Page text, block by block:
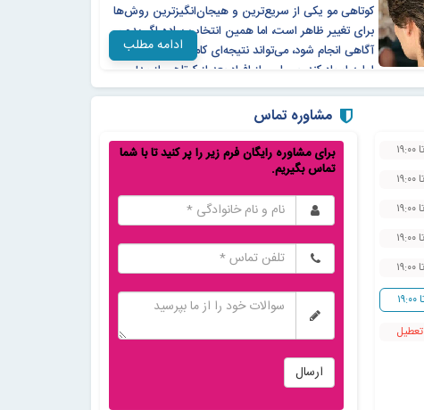
کوتاهی مو یکی از سریع‌ترین و هیجان‌انگیزترین روش‌ها
برای تغییر ظاهر است، اما همین انتخاب ساده اگر بدون
آگاهی انجام شود، می‌تواند نتیجه‌ای کاملاً متفاوت از تصور
اولیه ایجاد کند. بسیاری از افراد بعد از کوتاهی از مدل
موی خود ناراضی‌اند، نه به‌خاطر مهارت آرایشگر، بلکه به
این دلیل که انتخاب مدل، فرم صورت، جنس مو و سبک
زندگی‌شان در نظر گرفته نشده است.
ادامه مطلب
‌تعطیل
مشاوره تماس